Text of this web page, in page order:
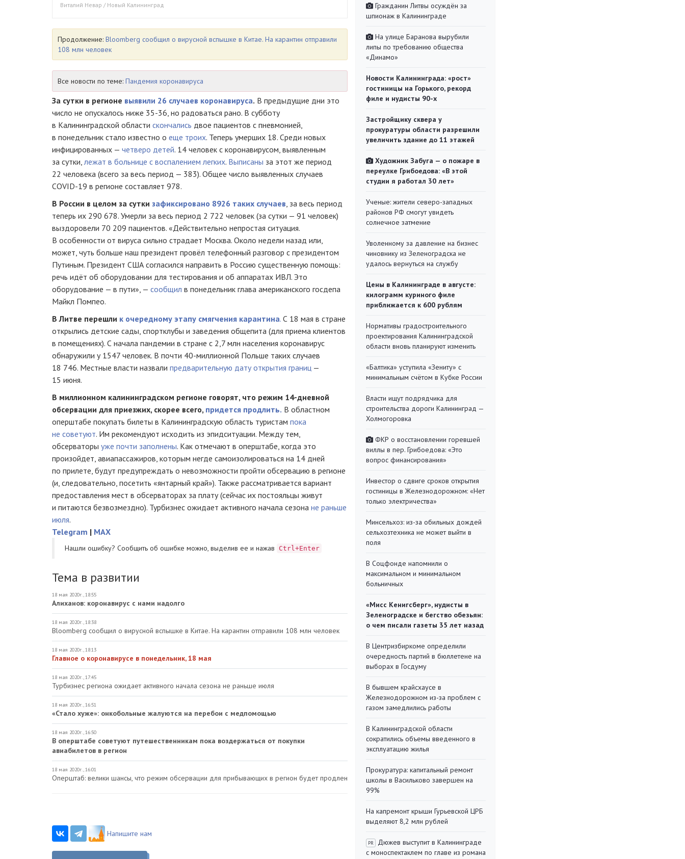
Виталий Невар / Новый Калининград
Продолжение: Bloomberg сообщил о вирусной вспышке в Китае. На карантин отправили
108 млн человек
Все новости по теме: Пандемия коронавируса
За сутки в регионе выявили 26 случаев коронавируса. В предыдущие дни это
число не опускалось ниже 35-36, но радоваться рано. В субботу
в Калининградской области скончались двое пациентов с пневмонией,
в понедельник стало известно о еще троих. Теперь умерших 18. Среди новых
инфицированных — четверо детей. 14 человек с коронавирусом, выявленным
за сутки, лежат в больнице с воспалением легких. Выписаны за этот же период
22 человека (всего за весь период — 383). Общее число выявленных случаев
COVID-19 в регионе составляет 978.
В России в целом за сутки зафиксировано 8926 таких случаев , за весь период
теперь их 290 678. Умерли за весь период 2 722 человек (за сутки — 91 человек)
выздоровели 70 209 пациентов. «Действительно непростая ситуация.
В особенности от вируса сильно страдает Москва. Около недели назад или,
может, чуть больше наш президент провёл телефонный разговор с президентом
Путиным. Президент США согласился направить в Россию существенную помощь:
речь идёт об оборудовании для тестирования и об аппаратах ИВЛ. Это
оборудование — в пути», — сообщил в понедельник глава американского госдепа
Майкл Помпео.
В Литве перешли к очередному этапу смягчения карантина. С 18 мая в стране
открылись детские сады, спортклубы и заведения общепита (для приема клиентов
в помещениях). С начала пандемии в стране с 2,7 млн населения коронавирус
обнаружили у 1547 человек. В почти 40-миллионной Польше таких случаев
18 746. Местные власти назвали предварительную дату открытия границ —
15 июня.
В миллионном калининградском регионе говорят, что режим 14-дневной
обсервации для приезжих, скорее всего, придется продлить. В областном
оперштабе покупать билеты в Калининградскую область туристам пока
не советуют. Им рекомендуют исходить из эпидситуации. Между тем,
обсерваторы уже почти заполнены. Как отмечают в оперштабе, когда это
произойдет, авиапассажиров, которым негде самоизолироваться на 14 дней
по прилете, будут предупреждать о невозможности пройти обсервацию в регионе
(и, следовательно, посетить «янтарный край»). Также рассматривается вариант
предоставления мест в обсерваторах за плату (сейчас их постояльцы живут
и питаются безвозмездно). Турбизнес ожидает активного начала сезона не раньше
июля.
Telegram | MAX
Нашли ошибку? Cообщить об ошибке можно, выделив ее и нажав Ctrl+Enter
Тема в развитии
18 мая 2020г., 18:55
Алиханов: коронавирус с нами надолго
18 мая 2020г., 18:38
Bloomberg сообщил о вирусной вспышке в Китае. На карантин отправили 108 млн человек
18 мая 2020г., 18:13
Главное о коронавирусе в понедельник, 18 мая
18 мая 2020г., 17:45
Турбизнес региона ожидает активного начала сезона не раньше июля
18 мая 2020г., 16:51
«Стало хуже»: онкобольные жалуются на перебои с медпомощью
18 мая 2020г., 16:50
В оперштабе советуют путешественникам пока воздержаться от покупки
авиабилетов в регион
18 мая 2020г., 16:01
Оперштаб: велики шансы, что режим обсервации для прибывающих в регион будет продлен
Напишите нам
Гражданин Литвы осуждён за
шпионаж в Калининграде
На улице Баранова вырубили
липы по требованию общества
«Динамо»
Новости Калининграда: «рост»
гостиницы на Горького, рекорд
филе и нудисты 90-х
Застройщику сквера у
прокуратуры области разрешили
увеличить здание до 11 этажей
Художник Забуга — о пожаре в
переулке Грибоедова: «В этой
студии я работал 30 лет»
Ученые: жители северо-западных
районов РФ смогут увидеть
солнечное затмение
Уволенному за давление на бизнес
чиновнику из Зеленоградска не
удалось вернуться на службу
Цены в Калининграде в августе:
килограмм куриного филе
приближается к 600 рублям
Нормативы градостроительного
проектирования Калининградской
области вновь планируют изменить
«Балтика» уступила «Зениту» с
минимальным счётом в Кубке России
Власти ищут подрядчика для
строительства дороги Калининград —
Холмогоровка
ФКР о восстановлении горевшей
виллы в пер. Грибоедова: «Это
вопрос финансирования»
Инвестор о сдвиге сроков открытия
гостиницы в Железнодорожном: «Нет
только электричества»
Минсельхоз: из-за обильных дождей
сельхозтехника не может выйти в
поля
В Соцфонде напомнили о
максимальном и минимальном
больничных
«Мисс Кенигсберг», нудисты в
Зеленоградске и бегство обезьян:
о чем писали газеты 35 лет назад
В Центризбиркоме определили
очередность партий в бюллетене на
выборах в Госдуму
В бывшем крайсхаусе в
Железнодорожном из-за проблем с
газом замедлились работы
В Калининградской области
сократились объемы введенного в
эксплуатацию жилья
Прокуратура: капитальный ремонт
школы в Васильково завершен на
99%
На капремонт крыши Гурьевской ЦРБ
выделяют 8,2 млн рублей
PR
Дюжев выступит в Калининграде
с моноспектаклем по главе из романа